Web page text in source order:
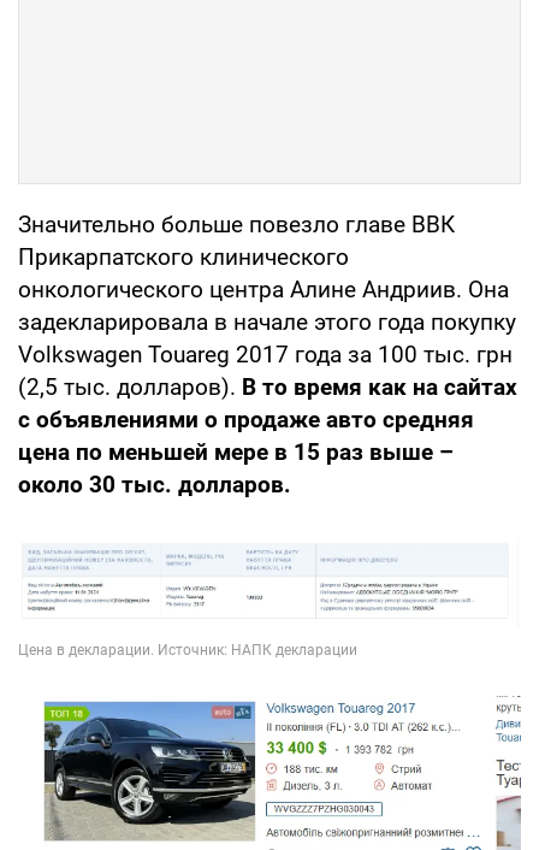
Значительно больше повезло главе ВВК
Прикарпатского клинического
онкологического центра Алине Андриив. Она
задекларировала в начале этого года покупку
Volkswagen Touareg 2017 года за 100 тыс. грн
(2,5 тыс. долларов). В то время как на сайтах
с объявлениями о продаже авто средняя
цена по меньшей мере в 15 раз выше –
около 30 тыс. долларов.